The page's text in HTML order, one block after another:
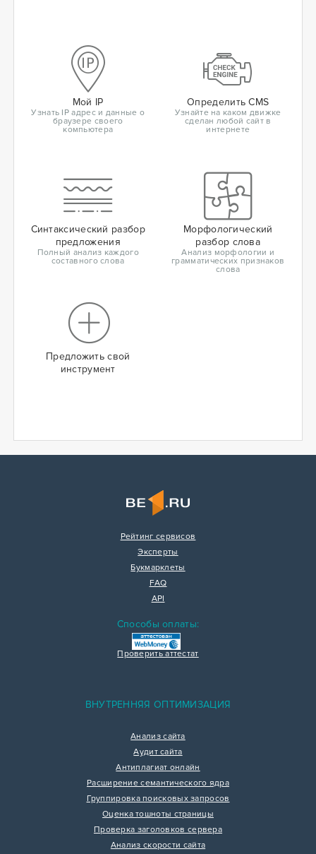
Мой IP
Узнать IP адрес и данные о
браузере своего
компьютера
Определить CMS
Узнайте на каком движке
сделан любой сайт в
интернете
Синтаксический разбор
предложения
Полный анализ каждого
составного слова
Морфологический
разбор слова
Анализ морфологии и
грамматических признаков
слова
Предложить свой
инструмент
Рейтинг сервисов
Эксперты
Букмарклеты
FAQ
API
Способы оплаты:
Проверить аттестат
ВНУТРЕННЯЯ ОПТИМИЗАЦИЯ
Анализ сайта
Аудит сайта
Антиплагиат онлайн
Расширение семантического ядра
Группировка поисковых запросов
Оценка тошноты страницы
Проверка заголовков сервера
Анализ скорости сайта